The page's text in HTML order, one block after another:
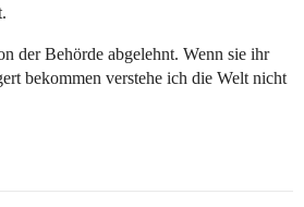
der Behörde abgelehnt. Wenn sie ihr
bekommen verstehe ich die Welt nicht